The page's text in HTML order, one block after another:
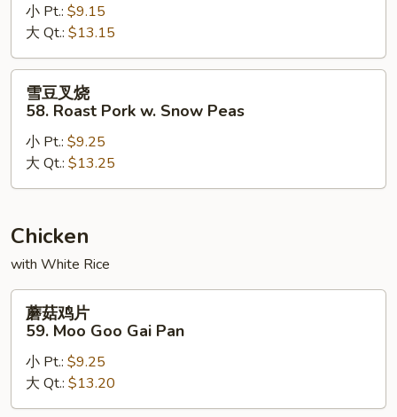
Vegetable
57.
Roast
Pork
Mushroom
小 Pt.: $9.15
大 Qt.: $13.15
58.
Roast
w.
Peas
雪豆叉烧
58. Roast Pork w. Snow Peas
小 Pt.: $9.25
大 Qt.: $13.25
Chicken
with White Rice
59.
Moo
蘑菇鸡片
59. Moo Goo Gai Pan
小 Pt.: $9.25
大 Qt.: $13.20